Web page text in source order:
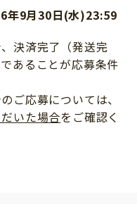
年9月30日(水)23:59
決済完了（発送完
あることが応募条件
ご応募については、
いた場合をご確認く